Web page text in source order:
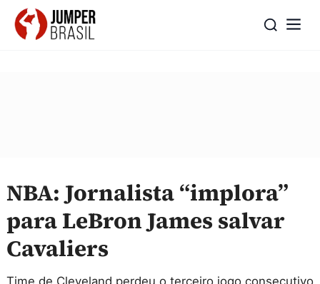
NBA: Jornalista “implora”
para LeBron James salvar
Cavaliers
Time de Cleveland perdeu o terceiro jogo consecutivo